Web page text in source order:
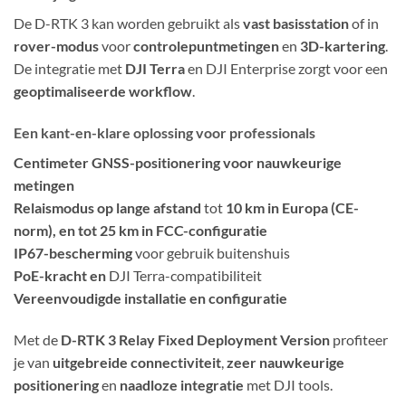
De D-RTK 3 kan worden gebruikt alsvast basisstationof in
rover-modusvoorcontrolepuntmetingenen 3D-kartering.
De integratie met DJI Terraen DJI Enterprise zorgt voor een
geoptimaliseerde workflow.
Een kant-en-klare oplossing voor professionals
Centimeter GNSS-positionering voor nauwkeurige
metingen
Relaismodus op lange afstand tot 10 km in Europa (CE-
norm), en tot 25 km in FCC-configuratie
IP67-beschermingvoor gebruik buitenshuis
PoE-kracht en DJI Terra-compatibiliteit
Vereenvoudigde installatie en configuratie
Met de D-RTK 3 Relay Fixed Deployment Version profiteer
je van uitgebreide connectiviteit,zeer nauwkeurige
positioneringen naadloze integratie met DJI tools.